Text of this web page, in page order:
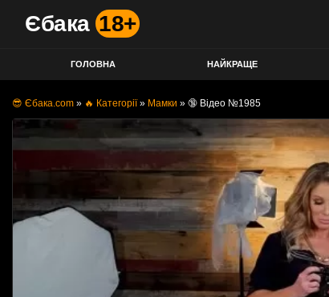
Єбака 18+
ГОЛОВНА НАЙКРАЩЕ
😎 Єбака.com » 🔥 Категорії» Мамки » 🔞 Відео №1985